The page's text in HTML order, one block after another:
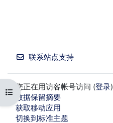
打开课程索引
联系站点支持
您正在用访客帐号访问 (登录)
‎数据保留摘要‎
获取移动应用
切换到标准主题